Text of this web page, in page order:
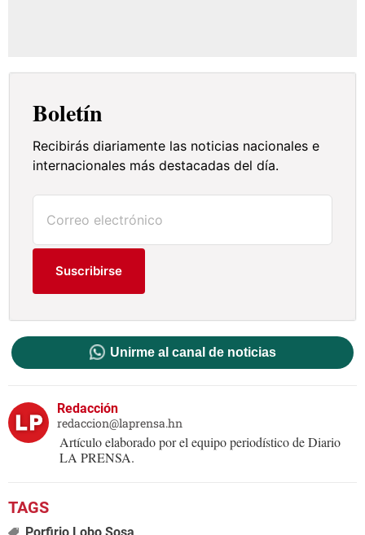
Boletín
Recibirás diariamente las noticias nacionales e
internacionales más destacadas del día.
Suscribirse
Unirme al canal de noticias
Redacción
redaccion@laprensa.hn
Artículo elaborado por el equipo periodístico de Diario
LA PRENSA.